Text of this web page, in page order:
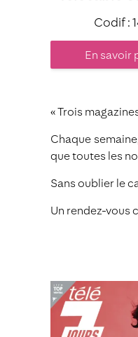
Codif :
En savoir
« Trois
Chaque
que toutes les
Sans oublier le
Un rendez-vous